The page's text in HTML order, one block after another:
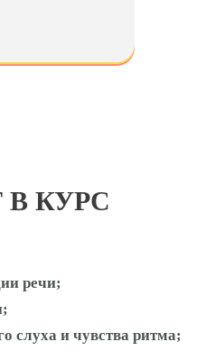
КУРС
речи;
слуха и чувства ритма;